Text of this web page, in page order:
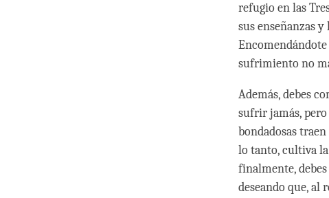
refugio en las
sus enseñanzas
sufrimiento no
Además, debes
sufrir jamás, pero
bondadosas
lo tanto, cultiva
finalmente,
deseando que, al